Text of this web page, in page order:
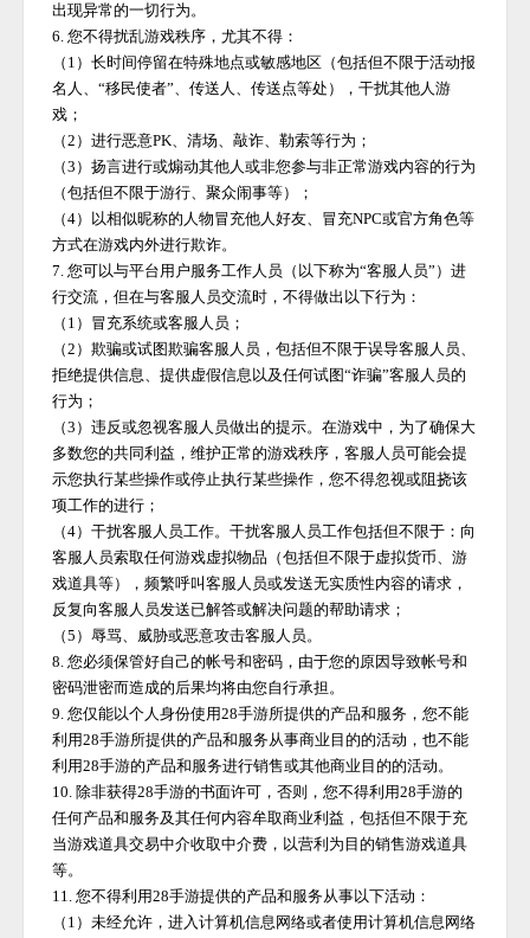
出现异常的一切行为。
6. 您不得扰乱游戏秩序，尤其不得：
（ 1）长时间停留在特殊地点或敏感地区（包括但不限于活动报
名人、“移民使者”、传送人、传送点等处），干扰其他人游
戏；
（2）进行恶意PK、清场、敲诈、勒索等行为；
（3）扬言进行或煽动其他人或非您参与非正常游戏内容的行为
（包括但不限于游行、聚众闹事等）；
（4）以相似昵称的人物冒充他人好友、冒充NPC或官方角色等
方式在游戏内外进行欺诈。
7. 您可以与平台用户服务工作人员（以下称为“客服人员”）进
行交流，但在与客服人员交流时，不得做出以下行为：
（ 1）冒充系统或客服人员；
（2）欺骗或试图欺骗客服人员，包括但不限于误导客服人员、
拒绝提供信息、提供虚假信息以及任何试图“诈骗”客服人员的
行为；
（3）违反或忽视客服人员做出的提示。在游戏中，为了确保大
多数您的共同利益，维护正常的游戏秩序，客服人员可能会提
示您执行某些操作或停止执行某些操作，您不得忽视或阻挠该
项工作的进行；
（4）干扰客服人员工作。干扰客服人员工作包括但不限于：向
客服人员索取任何游戏虚拟物品（包括但不限于虚拟货币、游
戏道具等），频繁呼叫客服人员或发送无实质性内容的请求，
反复向客服人员发送已解答或解决问题的帮助请求；
（5）辱骂、威胁或恶意攻击客服人员。
8. 您必须保管好自己的帐号和密码，由于您的原因导致帐号和
密码泄密而造成的后果均将由您自行承担。
9. 您仅能以个人身份使用28手游所提供的产品和服务，您不能
利用28手游所提供的产品和服务从事商业目的的活动，也不能
利用28手游的产品和服务进行销售或其他商业目的的活动。
10. 除非获得28手游的书面许可，否则，您不得利用28手游的
任何产品和服务及其任何内容牟取商业利益，包括但不限于充
当游戏道具交易中介收取中介费，以营利为目的销售游戏道具
等。
11. 您不得利用28手游提供的产品和服务从事以下活动：
（ 1）未经允许，进入计算机信息网络或者使用计算机信息网络